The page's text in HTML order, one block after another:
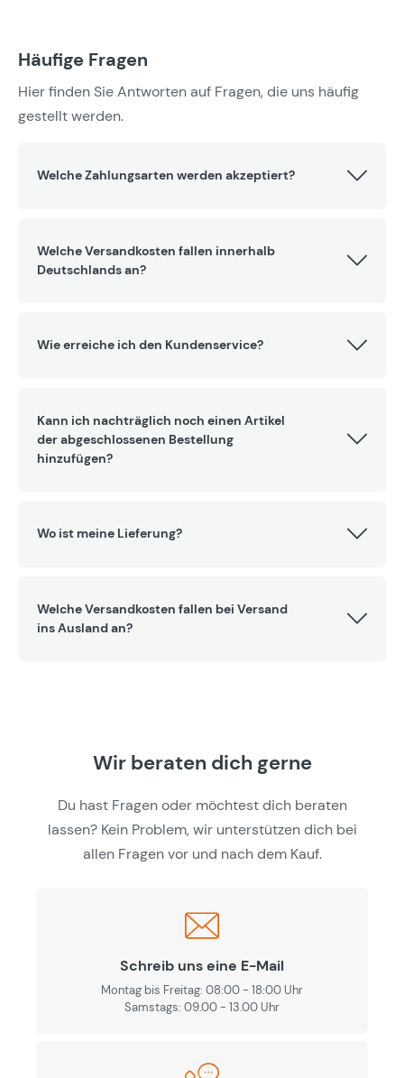
Häufige Fragen
Hier finden Sie Antworten auf Fragen, die uns häufig
gestellt werden.
Welche Zahlungsarten werden akzeptiert?
Welche Versandkosten fallen innerhalb
Deutschlands an?
Wie erreiche ich den Kundenservice?
Kann ich nachträglich noch einen Artikel
der abgeschlossenen Bestellung
hinzufügen?
Wo ist meine Lieferung?
Welche Versandkosten fallen bei Versand
ins Ausland an?
Wir beraten dich gerne
Du hast Fragen oder möchtest dich beraten
lassen? Kein Problem, wir unterstützen dich bei
allen Fragen vor und nach dem Kauf.
Schreib uns eine E-Mail
Montag bis Freitag: 08:00 - 18:00 Uhr
Samstags: 09.00 - 13.00 Uhr